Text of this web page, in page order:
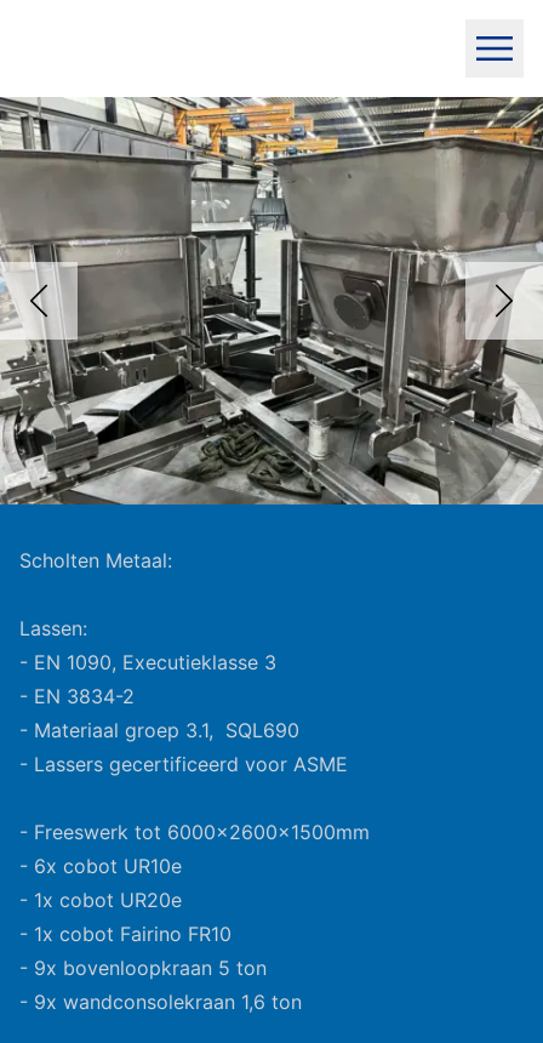
Scholten Metaal:
Lassen:
- EN 1090, Executieklasse 3
- EN 3834-2
- Materiaal groep 3.1, SQL690
- Lassers gecertificeerd voor ASME
- Freeswerk tot 6000x2600x1500mm
- 6x cobot UR10e
- 1x cobot UR20e
- 1x cobot Fairino FR10
- 9x bovenloopkraan 5 ton
- 9x wandconsolekraan 1,6 ton